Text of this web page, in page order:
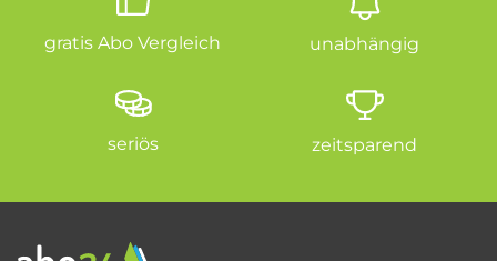
gratis Abo Vergleich unabhängig
seriös zeitsparend